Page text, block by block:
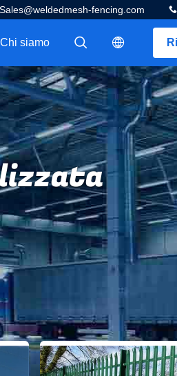
Sales@weldedmesh-fencing.com
描述
描述
Chi siamo